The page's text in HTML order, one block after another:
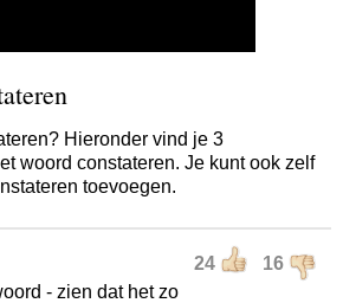
Hieronder vind je 3
woord constateren. Je kunt ook zelf
toevoegen.
24 16
- zien dat het zo